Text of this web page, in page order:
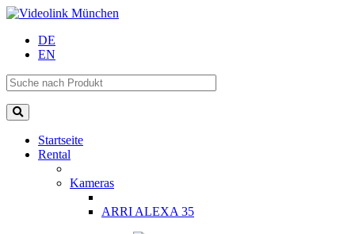
DE
EN
Startseite
Rental
Kameras
ARRI ALEXA 35